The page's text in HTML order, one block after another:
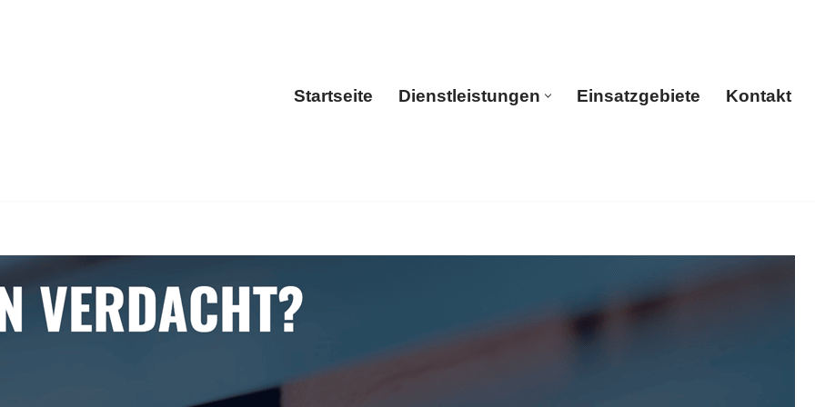
Startseite Dienstleistungen Einsatzgebiete Kontakt